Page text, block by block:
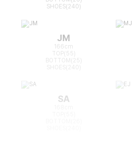
SHOES(240)
JM
166cm
TOP(55)
BOTTOM(25)
SA